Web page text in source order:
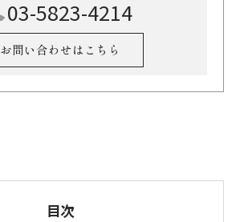
03-5823-4214
お問い合わせはこちら
目次